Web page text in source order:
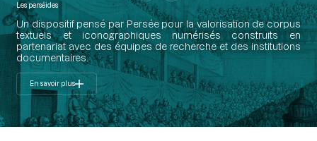
Les perséides
Un dispositif pensé par Persée pour la valorisation de corpus
textuels et iconographiques numérisés construits en
partenariat avec des équipes de recherche et des institutions
documentaires.
En savoir plus